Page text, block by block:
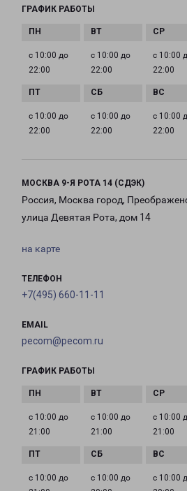
ГРАФИК РАБОТЫ
с 10:00 до
22:00
с 10:00 до
22:00
с 10:00
22:00
с 10:00 до
22:00
с 10:00 до
22:00
с 10:00
22:00
МОСКВА 9-Я РОТА 14 (СДЭК)
Россия, Москва город,
улица Девятая Рота, дом 14
на карте
ТЕЛЕФОН
+7(495) 660-11-11
EMAIL
pecom@pecom.ru
ГРАФИК РАБОТЫ
с 10:00 до
21:00
с 10:00 до
21:00
с 10:00
21:00
с 10:00 до
с 10:00 до
с 10:00